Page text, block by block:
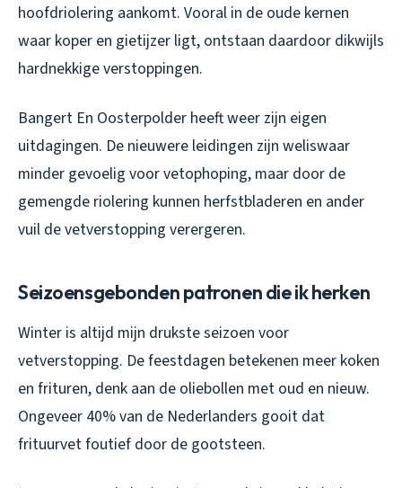
hoofdriolering aankomt. Vooral in de oude kernen
waar koper en gietijzer ligt, ontstaan daardoor dikwijls
hardnekkige verstoppingen.
Bangert En Oosterpolder heeft weer zijn eigen
uitdagingen. De nieuwere leidingen zijn weliswaar
minder gevoelig voor vetophoping, maar door de
gemengde riolering kunnen herfstbladeren en ander
vuil de vetverstopping verergeren.
Seizoensgebonden patronen die ik herken
Winter is altijd mijn drukste seizoen voor
vetverstopping. De feestdagen betekenen meer koken
en frituren, denk aan de oliebollen met oud en nieuw.
Ongeveer 40% van de Nederlanders gooit dat
frituurvet foutief door de gootsteen.